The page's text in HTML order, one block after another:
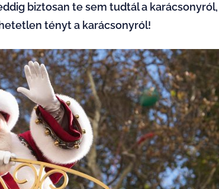
biztosan te sem tudtál a
tényt a karácsonyról!